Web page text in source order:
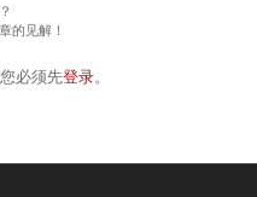
的见解！
必须先登录。